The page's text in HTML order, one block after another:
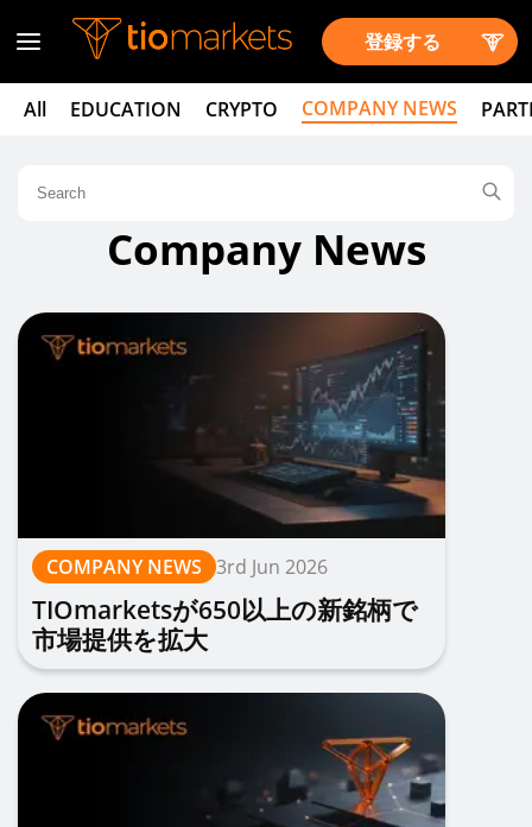
登録する
All EDUCATION CRYPTO COMPANY NEWS
Company News
COMPANY NEWS 3rd Jun 2026
TIOmarketsが650以上の新銘柄で
市場提供を拡大